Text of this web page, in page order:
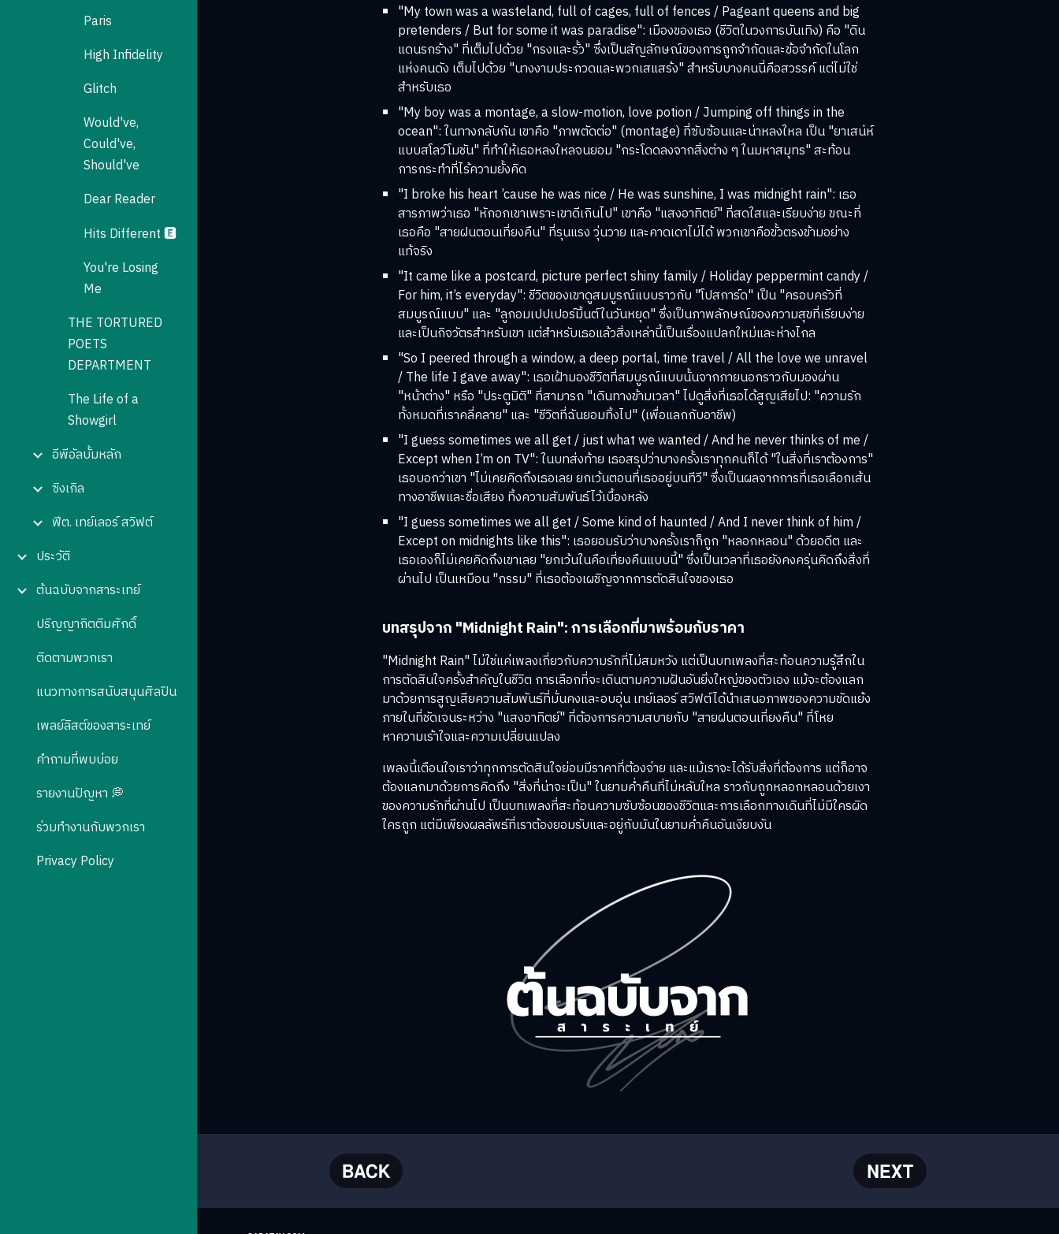
Paris
High Infidelity
Glitch
Would've,
Could've,
Should've
Dear Reader
Hits Different 🅴
You're Losing
Me
THE TORTURED
POETS
DEPARTMENT
The Life of a
Showgirl
อีพีอัลบั้มหลัก
ซิงเกิล
ฟีต. เทย์เลอร์ สวิฟต์
ประวัติ
ต้นฉบับจากสาระเทย์
ปริญญากิตติมศักดิ์
ติดตามพวกเรา
แนวทางการสนับสนุนศิลปิน
เพลย์ลิสต์ของสาระเทย์
คำถามที่พบบ่อย
รายงานปัญหา 💭
ร่วมทำงานกับพวกเรา
Privacy Policy
"My town was a wasteland, full of cages, full of fences / Pageant queens and big
pretenders / But for some it was paradise": เมืองของเธอ (ชีวิตในวงการบันเทิง) คือ "ดิน
แดนรกร้าง" ที่เต็มไปด้วย "กรงและรั้ว" ซึ่งเป็นสัญลักษณ์ของการถูกจำกัดและข้อจำกัดในโลก
แห่งคนดัง เต็มไปด้วย "นางงามประกวดและพวกเสแสร้ง" สำหรับบางคนนี่คือสวรรค์ แต่ไม่ใช่
สำหรับเธอ
"My boy was a montage, a slow-motion, love potion / Jumping off things in the
ocean": ในทางกลับกัน เขาคือ "ภาพตัดต่อ" (montage) ที่ซับซ้อนและน่าหลงใหล เป็น "ยาเสน่ห์
แบบสโลว์โมชัน" ที่ทำให้เธอหลงใหลจนยอม "กระโดดลงจากสิ่งต่าง ๆ ในมหาสมุทร" สะท้อน
การกระทำที่ไร้ความยั้งคิด
"I broke his heart ’cause he was nice / He was sunshine, I was midnight rain": เธอ
สารภาพว่าเธอ "หักอกเขาเพราะเขาดีเกินไป" เขาคือ "แสงอาทิตย์" ที่สดใสและเรียบง่าย ขณะที่
เธอคือ "สายฝนตอนเที่ยงคืน" ที่รุนแรง วุ่นวาย และคาดเดาไม่ได้ พวกเขาคือขั้วตรงข้ามอย่าง
แท้จริง
"It came like a postcard, picture perfect shiny family / Holiday peppermint candy /
For him, it’s everyday": ชีวิตของเขาดูสมบูรณ์แบบราวกับ "โปสการ์ด" เป็น "ครอบครัวที่
สมบูรณ์แบบ" และ "ลูกอมเปปเปอร์มิ้นต์ในวันหยุด" ซึ่งเป็นภาพลักษณ์ของความสุขที่เรียบง่าย
และเป็นกิจวัตรสำหรับเขา แต่สำหรับเธอแล้วสิ่งเหล่านี้เป็นเรื่องแปลกใหม่และห่างไกล
"So I peered through a window, a deep portal, time travel / All the love we unravel
/ The life I gave away": เธอเฝ้ามองชีวิตที่สมบูรณ์แบบนั้นจากภายนอกราวกับมองผ่าน
"หน้าต่าง" หรือ "ประตูมิติ" ที่สามารถ "เดินทางข้ามเวลา" ไปดูสิ่งที่เธอได้สูญเสียไป: "ความรัก
ทั้งหมดที่เราคลี่คลาย" และ "ชีวิตที่ฉันยอมทิ้งไป" (เพื่อแลกกับอาชีพ)
"I guess sometimes we all get / just what we wanted / And he never thinks of me /
Except when I’m on TV": ในบทส่งท้าย เธอสรุปว่าบางครั้งเราทุกคนก็ได้ "ในสิ่งที่เราต้องการ"
เธอบอกว่าเขา "ไม่เคยคิดถึงเธอเลย ยกเว้นตอนที่เธออยู่บนทีวี" ซึ่งเป็นผลจากการที่เธอเลือกเส้น
ทางอาชีพและชื่อเสียง ทิ้งความสัมพันธ์ไว้เบื้องหลัง
"I guess sometimes we all get / Some kind of haunted / And I never think of him /
Except on midnights like this": เธอยอมรับว่าบางครั้งเราก็ถูก "หลอกหลอน" ด้วยอดีต และ
เธอเองก็ไม่เคยคิดถึงเขาเลย "ยกเว้นในคือเที่ยงคืนแบบนี้" ซึ่งเป็นเวลาที่เธอยังคงครุ่นคิดถึงสิ่งที่
ผ่านไป เป็นเหมือน "กรรม" ที่เธอต้องเผชิญจากการตัดสินใจของเธอ
บทสรุปจาก "Midnight Rain": การเลือกที่มาพร้อมกับราคา
"Midnight Rain" ไม่ใช่แค่เพลงเกี่ยวกับความรักที่ไม่สมหวัง แต่เป็นบทเพลงที่สะท้อนความรู้สึกใน
การตัดสินใจครั้งสำคัญในชีวิต การเลือกที่จะเดินตามความฝันอันยิ่งใหญ่ของตัวเอง แม้จะต้องแลก
มาด้วยการสูญเสียความสัมพันธ์ที่มั่นคงและอบอุ่น เทย์เลอร์ สวิฟต์ได้นำเสนอภาพของความขัดแย้ง
ภายในที่ชัดเจนระหว่าง "แสงอาทิตย์" ที่ต้องการความสบายกับ "สายฝนตอนเที่ยงคืน" ที่โหย
หาความเร้าใจและความเปลี่ยนแปลง
เพลงนี้เตือนใจเราว่าทุกการตัดสินใจย่อมมีราคาที่ต้องจ่าย และแม้เราจะได้รับสิ่งที่ต้องการ แต่ก็อาจ
ต้องแลกมาด้วยการคิดถึง "สิ่งที่น่าจะเป็น" ในยามค่ำคืนที่ไม่หลับใหล ราวกับถูกหลอกหลอนด้วยเงา
ของความรักที่ผ่านไป เป็นบทเพลงที่สะท้อนความซับซ้อนของชีวิตและการเลือกทางเดินที่ไม่มีใครผิด
ใครถูก แต่มีเพียงผลลัพธ์ที่เราต้องยอมรับและอยู่กับมันในยามค่ำคืนอันเงียบงัน